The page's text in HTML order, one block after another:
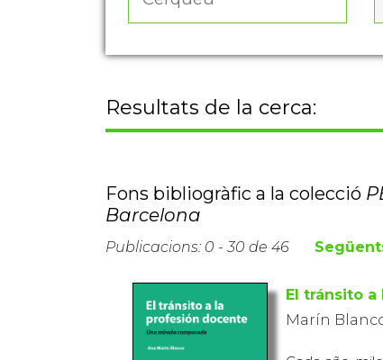
Resultats de la cerca:
Fons bibliogràfic a la colecció
Barcelona
Publicacions: 0 - 30 de 46
El tránsito
Marín